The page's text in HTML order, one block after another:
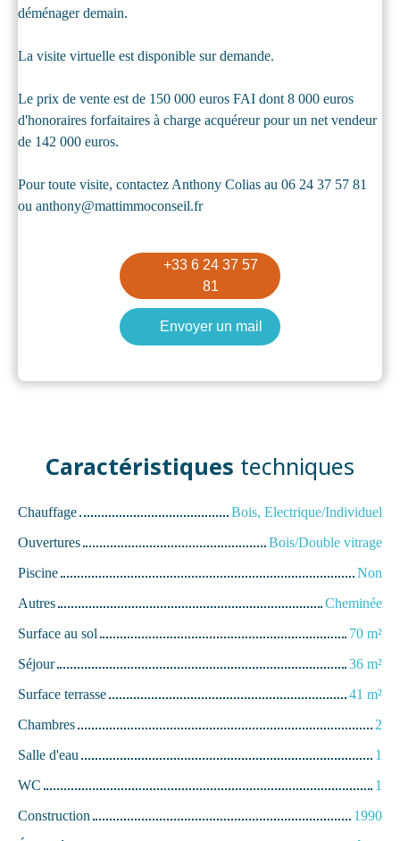
déménager demain.
La visite virtuelle est disponible sur demande.
Le prix de vente est de 150 000 euros FAI dont 8 000 euros
d'honoraires forfaitaires à charge acquéreur pour un net vendeur
de 142 000 euros.
Pour toute visite, contactez Anthony Colias au 06 24 37 57 81
ou anthony@mattimmoconseil.fr
+33 6 24 37 57
81
Envoyer un mail
Caractéristiques techniques
Chauffage
Bois, Electrique/Individuel
Ouvertures
Bois/Double vitrage
Piscine
Non
Autres
Cheminée
Surface au sol
70 m²
Séjour
36 m²
Surface terrasse
41 m²
Chambres
2
Salle d'eau
1
WC
1
Construction
1990